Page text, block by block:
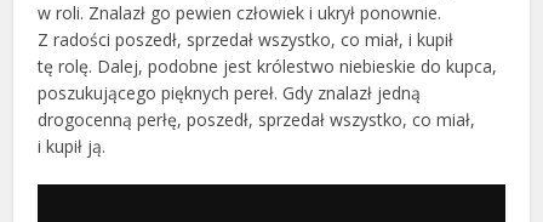
w roli. Znalazł go pewien człowiek i ukrył ponownie.
Z radości poszedł, sprzedał wszystko, co miał, i kupił
tę rolę. Dalej, podobne jest królestwo niebieskie do kupca,
poszukującego pięknych pereł. Gdy znalazł jedną
drogocenną perłę, poszedł, sprzedał wszystko, co miał,
i kupił ją.